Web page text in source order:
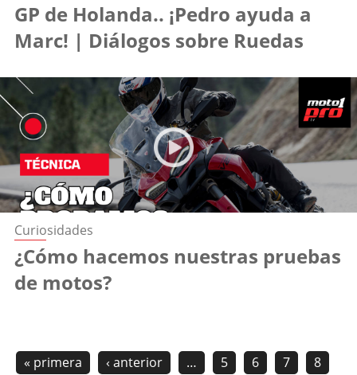
GP de Holanda.. ¡Pedro ayuda a
Marc! | Diálogos sobre Ruedas
Curiosidades
¿Cómo hacemos nuestras pruebas
de motos?
« primera ‹ anterior … 5 6 7
8